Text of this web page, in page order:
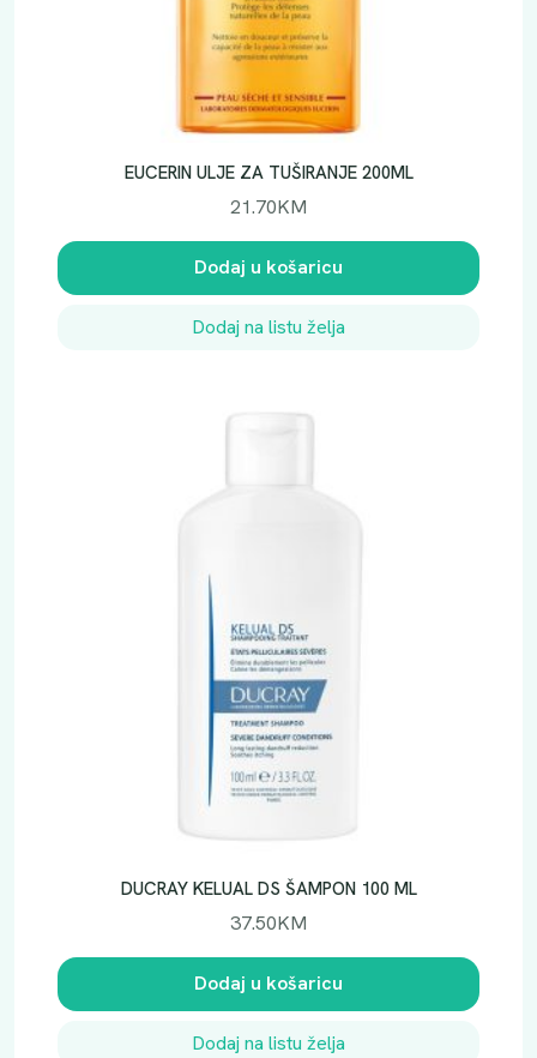
EUCERIN ULJE ZA TUŠIRANJE 200ML
21.70KM
Dodaj u košaricu
Dodaj na listu želja
DUCRAY KELUAL DS ŠAMPON 100 ML
37.50KM
Dodaj u košaricu
Dodaj na listu želja